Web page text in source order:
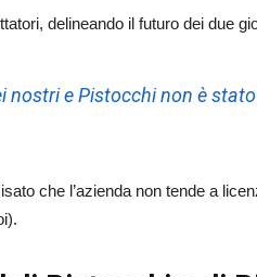
delineando il futuro dei due
nostri e Pistocchi non è
che l’azienda non tende a